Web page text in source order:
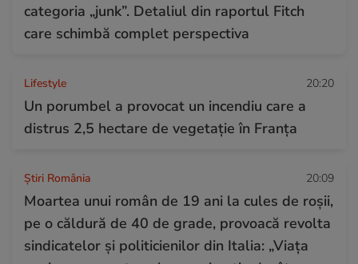
categoria „junk”. Detaliul din raportul Fitch
care schimbă complet perspectiva
Lifestyle 20:20
Un porumbel a provocat un incendiu care a
distrus 2,5 hectare de vegetație în Franța
Știri România 20:09
Moartea unui român de 19 ani la cules de roșii,
pe o căldură de 40 de grade, provoacă revolta
sindicatelor și politicienilor din Italia: „Viața